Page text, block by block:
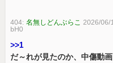
404:名無しどんぶらこ 2026/06/
bH0
>>1
だ～れが見たのか、中傷動画